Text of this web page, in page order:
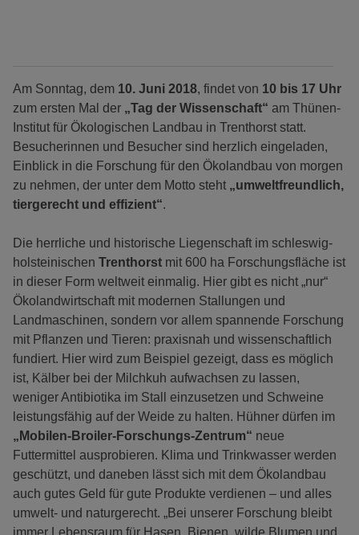
Am Sonntag, dem 10. Juni 2018, findet von 10 bis 17 Uhr
zum ersten Mal der „Tag der Wissenschaft“ am Thünen-
Institut für Ökologischen Landbau in Trenthorst statt.
Besucherinnen und Besucher sind herzlich eingeladen,
Einblick in die Forschung für den Ökolandbau von morgen
zu nehmen, der unter dem Motto steht „umweltfreundlich,
tiergerecht und effizient“.
Die herrliche und historische Liegenschaft im schleswig-
holsteinischen Trenthorst mit 600 ha Forschungsfläche ist
in dieser Form weltweit einmalig. Hier gibt es nicht „nur“
Ökolandwirtschaft mit modernen Stallungen und
Landmaschinen, sondern vor allem spannende Forschung
mit Pflanzen und Tieren: praxisnah und wissenschaftlich
fundiert. Hier wird zum Beispiel gezeigt, dass es möglich
ist, Kälber bei der Milchkuh aufwachsen zu lassen,
weniger Antibiotika im Stall einzusetzen und Schweine
leistungsfähig auf der Weide zu halten. Hühner dürfen im
„Mobilen-Broiler-Forschungs-Zentrum“ neue
Futtermittel ausprobieren. Klima und Trinkwasser werden
geschützt, und daneben lässt sich mit dem Ökolandbau
auch gutes Geld für gute Produkte verdienen – und alles
umwelt- und naturgerecht. „Bei unserer Forschung bleibt